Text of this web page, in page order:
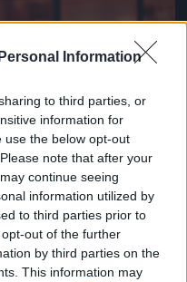
Information
to third parties, or
information for
use the below opt-out
note that after your
continue seeing
information utilized by
to third parties prior to
out of the further
by third parties on the
This information may
#14